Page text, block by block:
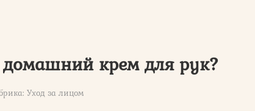
домашний крем для рук?
Уход за лицом